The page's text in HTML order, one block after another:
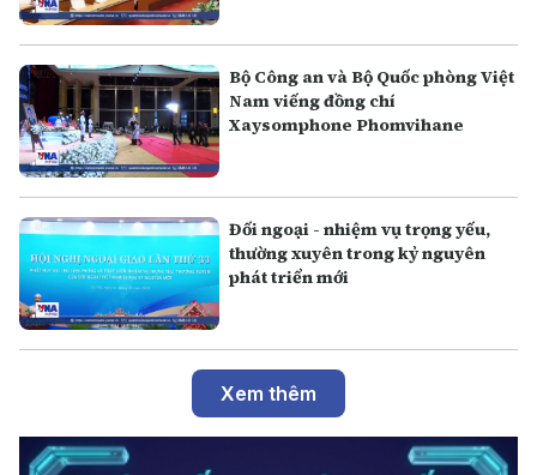
Bộ Công an và Bộ Quốc phòng Việt
Nam viếng đồng chí
Xaysomphone Phomvihane
Đối ngoại - nhiệm vụ trọng yếu,
thường xuyên trong kỷ nguyên
phát triển mới
Xem thêm